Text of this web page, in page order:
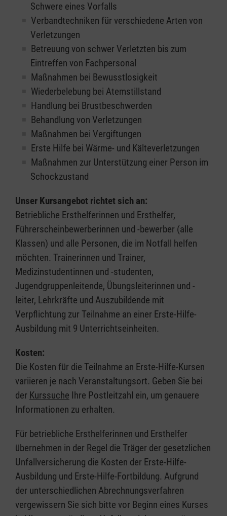
Schwere eines Vorfalls
Verbandtechniken für verschiedene Arten von
Verletzungen
Betreuung von schwer Verletzten bis zum
Eintreffen von Fachpersonal
Maßnahmen bei Bewusstlosigkeit
Wiederbelebung bei Atemstillstand
Handlung bei Brustbeschwerden
Behandlung von Verletzungen
Maßnahmen bei Vergiftungen
Erste Hilfe bei Wärme- und Kälteverletzungen
Maßnahmen zur Unterstützung einer Person im
Schockzustand
Unser Kursangebot richtet sich an:
Betriebliche Ersthelferinnen und Ersthelfer,
Führerscheinbewerberinnen und -bewerber (alle
Klassen) und alle Personen, die im Notfall helfen
möchten. Trainerinnen und Trainer,
Medizinstudentinnen und -studenten,
Jugendgruppenleitende, Übungsleiterinnen und -
leiter, Lehrkräfte und Auszubildende mit
Verpflichtung zur Teilnahme an einer Erste-Hilfe-
Ausbildung mit 9 Unterrichtseinheiten.
Kosten:
Die Kosten für die Teilnahme an Erste-Hilfe-Kursen
variieren je nach Veranstaltungsort. Geben Sie bei
der Kurssuche Ihre Postleitzahl ein, um genauere
Informationen zu erhalten.
Für betriebliche Ersthelferinnen und Ersthelfer
übernehmen in der Regel die Träger der gesetzlichen
Unfallversicherung die Kosten der Erste-Hilfe-
Ausbildung und Erste-Hilfe-Fortbildung. Aufgrund
der unterschiedlichen Abrechnungsverfahren
vergewissern Sie sich bitte vor Beginn eines Kurses